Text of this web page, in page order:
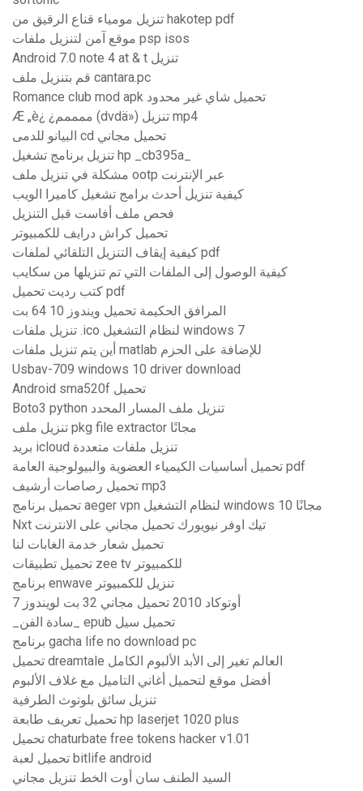
تنزيل مومياء قناع الرقيق من hakotep pdf
موقع آمن لتنزيل ملفات psp isos
Android 7.0 note 4 at & t تنزيل
قم بتنزيل ملف cantara.pc
Romance club mod apk تحميل شاي غير محدود
Æ „è¿ ¿ممممم (dvdä») تنزيل mp4
البيانو للدمى cd تحميل مجاني
تنزيل برنامج تشغيل hp _cb395a_
مشكلة في تنزيل ملف ootp عبر الإنترنت
كيفية تنزيل أحدث برامج تشغيل كاميرا الويب
فحص ملف أفاست قبل التنزيل
تحميل كراش درايف للكمبيوتر
كيفية إيقاف التنزيل التلقائي لملفات pdf
كيفية الوصول إلى الملفات التي تم تنزيلها من سكايب
كتب رديت تحميل pdf
المرافق الحكيمة تحميل ويندوز 10 64 بت
تنزيل ملفات .ico لنظام التشغيل windows 7
أين يتم تنزيل ملفات matlab للإضافة على الحزم
Usbav-709 windows 10 driver download
Android sma520f تحميل
Boto3 python تنزيل ملف المسار المحدد
تنزيل ملف pkg file extractor مجانًا
بريد icloud تنزيل ملفات متعددة
تحميل أساسيات الكيمياء العضوية والبيولوجية العامة pdf
تحميل رصاصات أرشيف mp3
تحميل برنامج aeger vpn لنظام التشغيل windows 10 مجانًا
Nxt تيك اوفر نيويورك تحميل مجاني على الانترنت
تحميل شعار خدمة الغابات لنا
تحميل تطبيقات zee tv للكمبيوتر
برنامج enwave تنزيل للكمبيوتر
أوتوكاد 2010 تحميل مجاني 32 بت لويندوز 7
_سادة الفن_ epub تحميل سيل
برنامج gacha life no download pc
تحميل dreamtale العالم تغير إلى الأبد الألبوم الكامل
أفضل موقع لتحميل أغاني التاميل مع غلاف الألبوم
تنزيل سائق بلوتوث الطرفية
تحميل تعريف طابعة hp laserjet 1020 plus
تحميل chaturbate free tokens hacker v1.01
تحميل لعبة bitlife android
السيد الطنف سان أوت الخط تنزيل مجاني